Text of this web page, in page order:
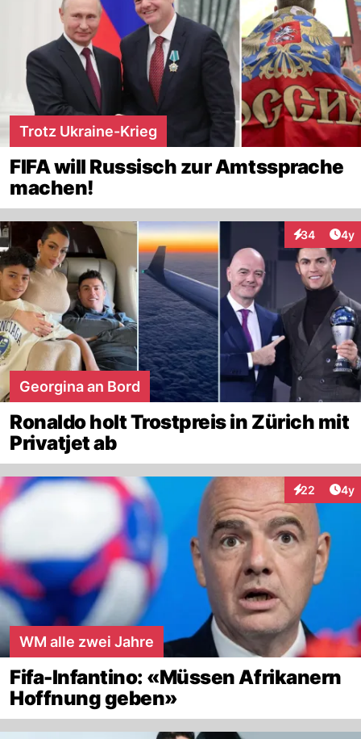
Trotz Ukraine-Krieg
FIFA will Russisch zur Amtssprache
machen!
34
Interaktionen
4y
Georgina an Bord
Ronaldo holt Trostpreis in Zürich mit
Privatjet ab
22
Interaktionen
4y
WM alle zwei Jahre
Fifa-Infantino: «Müssen Afrikanern
Hoffnung geben»